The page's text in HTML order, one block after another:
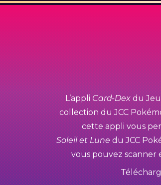
L’appliCard-Dexdu Jeu
collection du JCC
cette appli vous
Soleil et Lunedu JCC
vous pouvez scanner